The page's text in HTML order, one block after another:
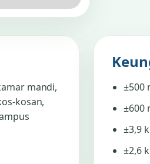
mandi,
kosan,
±500
±600
±3,9
±2,6